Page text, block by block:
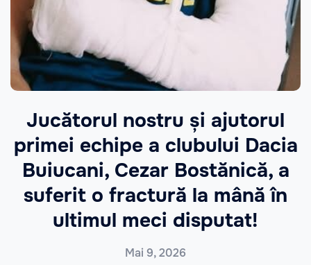
Jucătorul nostru și ajutorul
primei echipe a clubului Dacia
Buiucani, Cezar Bostănică, a
suferit o fractură la mână în
ultimul meci disputat!
Mai 9, 2026